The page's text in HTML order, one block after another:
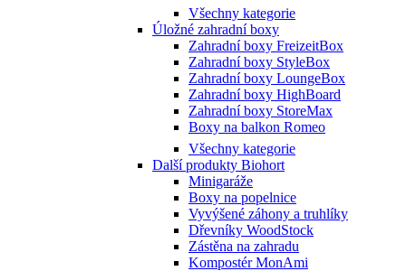
Všechny kategorie
Úložné zahradní boxy
Zahradní boxy FreizeitBox
Zahradní boxy StyleBox
Zahradní boxy LoungeBox
Zahradní boxy HighBoard
Zahradní boxy StoreMax
Boxy na balkon Romeo
Všechny kategorie
Další produkty Biohort
Minigaráže
Boxy na popelnice
Vyvýšené záhony a truhlíky
Dřevníky WoodStock
Zástěna na zahradu
Kompostér MonAmi